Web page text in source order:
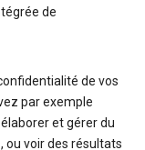
de
de vos
par exemple
et gérer du
ou voir des résultats